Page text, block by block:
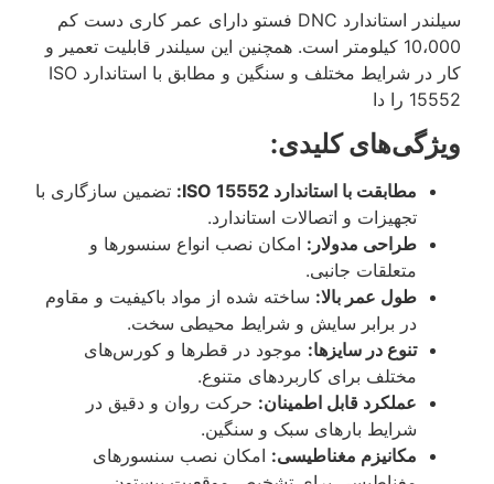
سیلندر استاندارد DNC فستو دارای عمر کاری دست کم
10،000 کیلومتر است. همچنین این سیلندر قابلیت تعمیر و
کار در شرایط مختلف و سنگین و مطابق با استاندارد ISO
15552 را دا
ویژگی‌های کلیدی:
مطابقت با استاندارد ISO 15552:
تضمین سازگاری با
تجهیزات و اتصالات استاندارد.
طراحی مدولار: امکان نصب انواع سنسورها و
متعلقات جانبی.
طول عمر بالا: ساخته شده از مواد باکیفیت و مقاوم
در برابر سایش و شرایط محیطی سخت.
تنوع در سایزها: موجود در قطرها و کورس‌های
مختلف برای کاربردهای متنوع.
عملکرد قابل اطمینان: حرکت روان و دقیق در
شرایط بارهای سبک و سنگین.
مکانیزم مغناطیسی: امکان نصب سنسورهای